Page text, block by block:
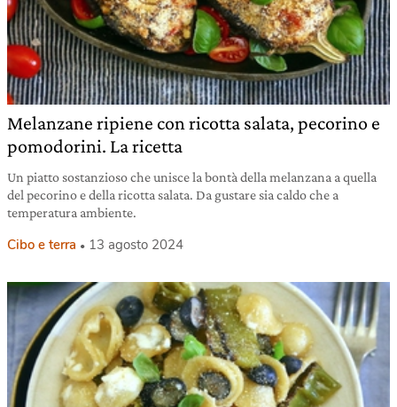
Melanzane ripiene con ricotta salata, pecorino e
pomodorini. La ricetta
Un piatto sostanzioso che unisce la bontà della melanzana a quella
del pecorino e della ricotta salata. Da gustare sia caldo che a
temperatura ambiente.
Cibo e terra 13 agosto 2024